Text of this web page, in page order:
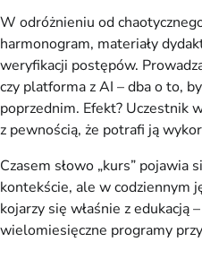
W odróżnieniu od
harmonogram, materiały
weryfikacji postępów.
czy platforma z AI – dba o to,
poprzednim. Efekt? Uczestnik
z pewnością, że potrafi ją
Czasem słowo „kurs” pojawia
kontekście, ale w codziennym
kojarzy się właśnie z
wielomiesięczne programy